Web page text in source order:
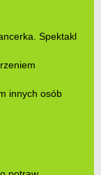
Spektakl
innych osób